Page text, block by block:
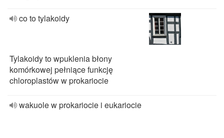
co to tylakoidy
Tylakoidy to wpuklenia błony
komórkowej pełniące funkcję
chloroplastów w prokariocie
wakuole w prokariocie i eukariocie